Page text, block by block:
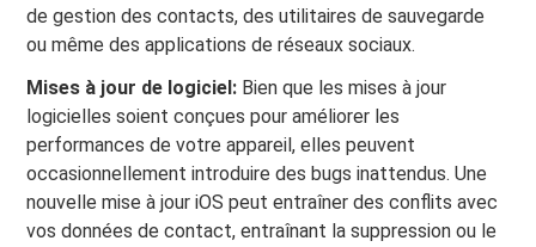
de gestion des contacts, des utilitaires de sauvegarde
ou même des applications de réseaux sociaux.
Mises à jour de logiciel: Bien que les mises à jour
logicielles soient conçues pour améliorer les
performances de votre appareil, elles peuvent
occasionnellement introduire des bugs inattendus. Une
nouvelle mise à jour iOS peut entraîner des conflits avec
vos données de contact, entraînant la suppression ou le